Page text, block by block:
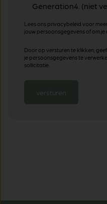
Generation4. (niet
Lees ons privacybeleid voor
jouw persoonsgegevens of om je
Door op versturen te klikken,
je persoonsgegevens te
sollicitatie.